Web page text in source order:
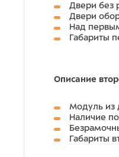
Двери без
Двери
Над
Габариты
Описание
Модуль из
Наличие
Габариты